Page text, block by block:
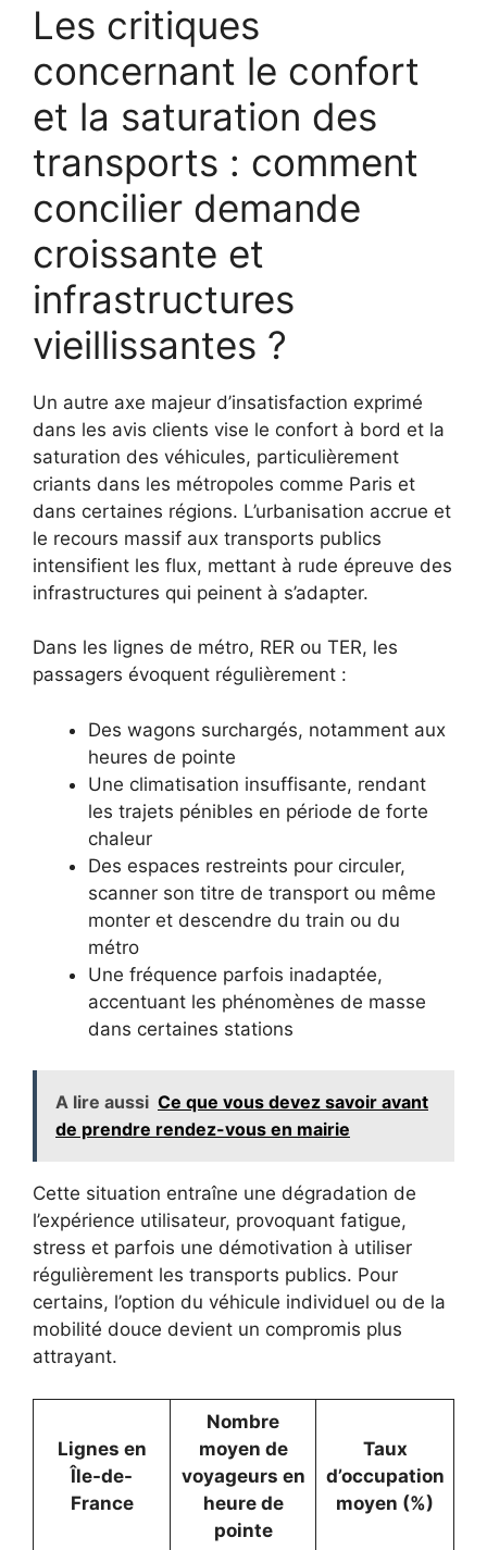
Les critiques
concernant le confort
et la saturation des
transports : comment
concilier demande
croissante et
infrastructures
vieillissantes ?
Un autre axe majeur d’insatisfaction exprimé
dans les avis clients vise le confort à bord et la
saturation des véhicules, particulièrement
criants dans les métropoles comme Paris et
dans certaines régions. L’urbanisation accrue et
le recours massif aux transports publics
intensifient les flux, mettant à rude épreuve des
infrastructures qui peinent à s’adapter.
Dans les lignes de métro, RER ou TER, les
passagers évoquent régulièrement :
Des wagons surchargés, notamment aux
heures de pointe
Une climatisation insuffisante, rendant
les trajets pénibles en période de forte
chaleur
Des espaces restreints pour circuler,
scanner son titre de transport ou même
monter et descendre du train ou du
métro
Une fréquence parfois inadaptée,
accentuant les phénomènes de masse
dans certaines stations
A lire aussi Ce que vous devez savoir avant
de prendre rendez-vous en mairie
Cette situation entraîne une dégradation de
l’expérience utilisateur, provoquant fatigue,
stress et parfois une démotivation à utiliser
régulièrement les transports publics. Pour
certains, l’option du véhicule individuel ou de la
mobilité douce devient un compromis plus
attrayant.
Lignes en
Île-de-
France
Nombre
moyen de
voyageurs en
heure de
pointe
Taux
d’occupation
moyen (%)